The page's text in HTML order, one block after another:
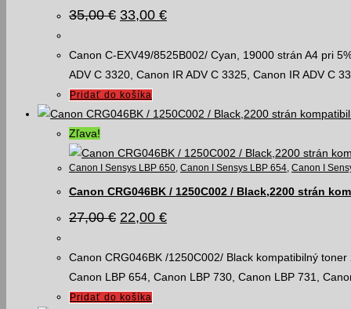
35,00€ Pôvodná
35,00 €.
33,00 €Aktuálna
33,00 €.
Canon C-EXV49/8525B002/ Cyan, 19000 strán A4 pri
ADV C 3320, Canon IR ADV C 3325, Canon IR ADV C
Pridať do košíka
Zľava!
Canon I Sensys LBP 650, Canon I Sensys LBP 654, Canon I
Canon CRG046BK / 1250C002 / Black,2200 strán
27,00€ Pôvodná
27,00 €.
22,00 €Aktuálna
22,00 €.
Canon CRG046BK /1250C002/ Black kompatibilný
Canon LBP 654, Canon LBP 730, Canon LBP 731,
Pridať do košíka